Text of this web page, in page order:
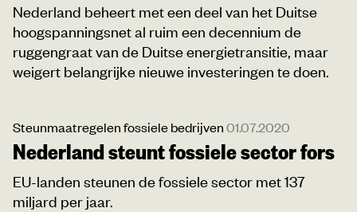
Nederland beheert met een deel van het Duitse
hoogspanningsnet al ruim een decennium de
ruggengraat van de Duitse energietransitie, maar
weigert belangrijke nieuwe investeringen te doen.
Steunmaatregelen fossiele bedrijven01.07.2020
Nederland steunt fossiele sector fors
EU-landen steunen de fossiele sector met 137
miljard per jaar.